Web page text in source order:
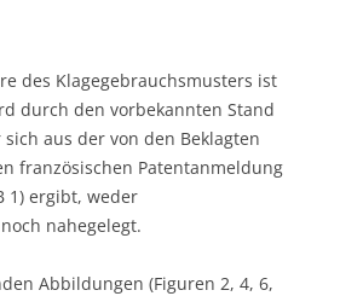
des Klagegebrauchsmusters ist
durch den vorbekannten Stand
aus der von den Beklagten
französischen Patentanmeldung
1) ergibt, weder
nahegelegt.
Abbildungen (Figuren 2, 4, 6,